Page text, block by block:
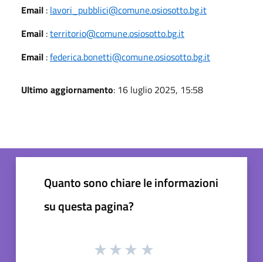
Email : lavori_pubblici@comune.osiosotto.bg.it
Email :territorio@comune.osiosotto.bg.it
Email :federica.bonetti@comune.osiosotto.bg.it
Ultimo aggiornamento: 16 luglio 2025, 15:58
Quanto sono chiare le informazioni
su questa pagina?